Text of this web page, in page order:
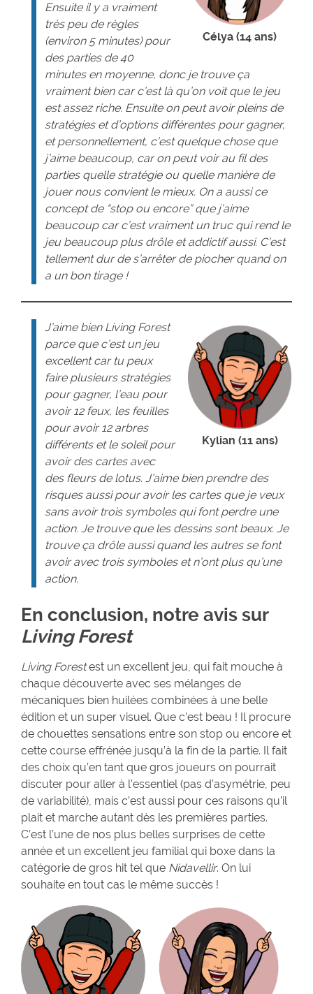
Célya (14 ans)
Ensuite il y a vraiment
très peu de règles
(environ 5 minutes) pour
des parties de 40
minutes en moyenne, donc je trouve ça
vraiment bien car c’est là qu’on voit que le jeu
est assez riche. Ensuite on peut avoir pleins de
stratégies et d’options différentes pour gagner,
et personnellement, c’est quelque chose que
j’aime beaucoup, car on peut voir au fil des
parties quelle stratégie ou quelle manière de
jouer nous convient le mieux. On a aussi ce
concept de “stop ou encore” que j’aime
beaucoup car c’est vraiment un truc qui rend le
jeu beaucoup plus drôle et addictif aussi. C’est
tellement dur de s’arrêter de piocher quand on
a un bon tirage !
Kylian (11 ans)
J’aime bien Living Forest
parce que c’est un jeu
excellent car tu peux
faire plusieurs stratégies
pour gagner, l’eau pour
avoir 12 feux, les feuilles
pour avoir 12 arbres
différents et le soleil pour
avoir des cartes avec
des fleurs de lotus. J’aime bien prendre des
risques aussi pour avoir les cartes que je veux
sans avoir trois symboles qui font perdre une
action. Je trouve que les dessins sont beaux. Je
trouve ça drôle aussi quand les autres se font
avoir avec trois symboles et n’ont plus qu’une
action.
En conclusion, notre avis sur
Living Forest
Living Forestest un excellent jeu, qui fait mouche à
chaque découverte avec ses mélanges de
mécaniques bien huilées combinées à une belle
édition et un super visuel. Que c’est beau ! Il procure
de chouettes sensations entre son stop ou encore et
cette course effrénée jusqu’à la fin de la partie. Il fait
des choix qu’en tant que gros joueurs on pourrait
discuter pour aller à l’essentiel (pas d’asymétrie, peu
de variabilité), mais c’est aussi pour ces raisons qu’il
plait et marche autant dès les premières parties.
C’est l’une de nos plus belles surprises de cette
année et un excellent jeu familial qui boxe dans la
catégorie de gros hit tel que Nidavellir. On lui
souhaite en tout cas le même succès !